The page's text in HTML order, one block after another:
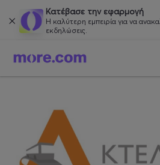
Κατέβασε την εφαρμογή
Η καλύτερη εμπειρία για να
εκδηλώσεις.